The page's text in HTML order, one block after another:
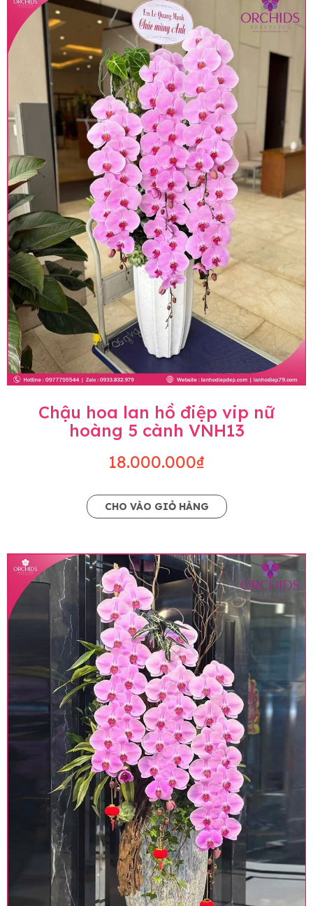
Chậu hoa lan hồ điệp vip nữ
hoàng 5 cành VNH13
18.000.000₫
CHO VÀO GIỎ HÀNG